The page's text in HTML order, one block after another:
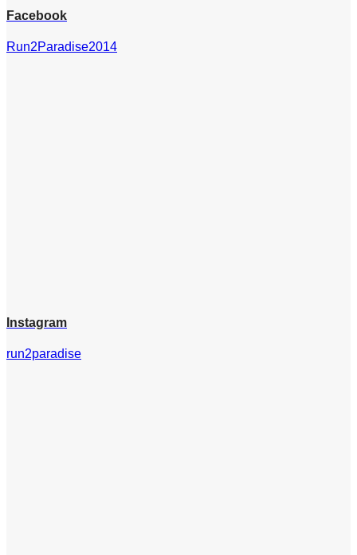
Facebook
Run2Paradise2014
Instagram
run2paradise